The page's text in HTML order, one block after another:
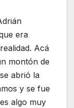
era
Acá
montón de
abrió la
y se fue
algo muy